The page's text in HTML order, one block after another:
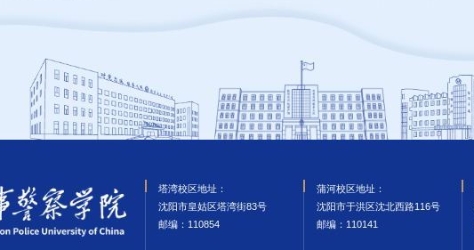
塔湾校区地址：
沈阳市皇姑区塔湾街83号
邮编‌：110854
蒲河校区地址：
沈阳市于洪区沈北西路116号
邮编‌：110141